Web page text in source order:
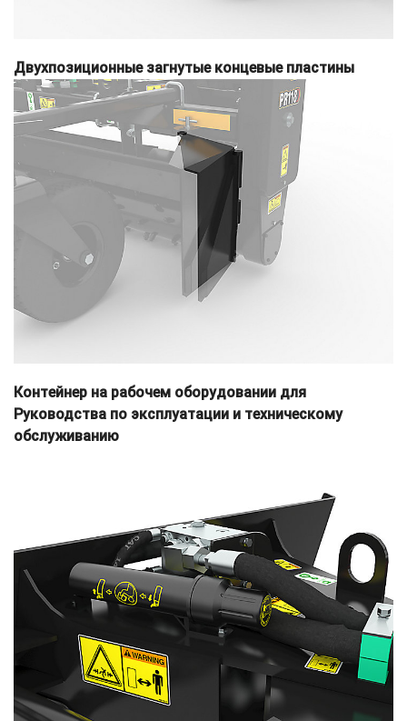
Двухпозиционные загнутые концевые пластины
Контейнер на рабочем оборудовании для
Руководства по эксплуатации и техническому
обслуживанию